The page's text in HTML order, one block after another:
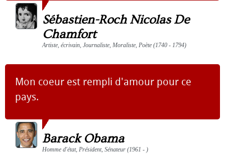
Sébastien-Roch Nicolas De
Chamfort
Artiste, écrivain, Journaliste, Moraliste, Poète (1740 - 1794)
Mon coeur est rempli d'amour pour ce
pays.
Barack Obama
Homme d'état, Président, Sénateur (1961 - )